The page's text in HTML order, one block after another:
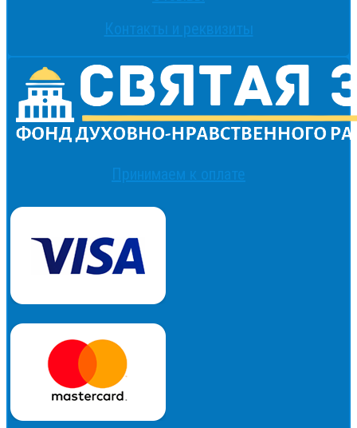
Контакты и реквизиты
Принимаем к оплате